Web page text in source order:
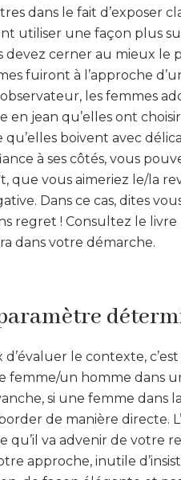
dans le fait
utiliser une façon plus
devez cerner au mieux le
fuiront à l’approche
observateur, les femmes
en jean qu’elles ont
qu’elles boivent avec
à ses côtés, vous
que vous aimeriez le/la
Dans ce cas, dites
regret ! Consultez le
dans votre démarche.
paramètre
d’évaluer le contexte,
femme/un homme dans
si une femme dans
de manière
qu’il va advenir de votre
approche, inutile